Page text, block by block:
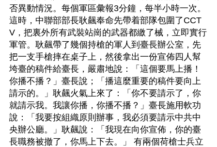
否異動情況。每個軍區彙報3分鐘，每半小時一次。
這時，中聯部部長耿飆奉命先帶着部隊包圍了CCT
V，把裏外所有武裝站崗的武器都繳了械，立即實行
軍管。耿飆帶了幾個持槍的軍人到臺長辦公室，先
把一支手槍摔在桌子上，然後拿出一份宣佈四人幫
垮臺的稿件給臺長，嚴肅地說：「這個要馬上播！
你播不播？」臺長說；「播這麼重要的稿件要向上
請示的。」耿飆火氣上來了：「你不要請示了，你
就請示我。我讓你播，你播不播？」臺長施用軟功
說：「我要按組織原則辦事，我必須要請示中共中
央辦公廳。」耿飆說：「我現在向你宣佈，你的臺
長職務被撤了，你馬上下去。」 有兩個荷槍士兵立